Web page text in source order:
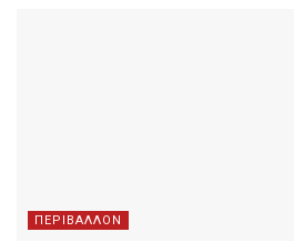
ΠΕΡΙΒΑΛΛΟΝ